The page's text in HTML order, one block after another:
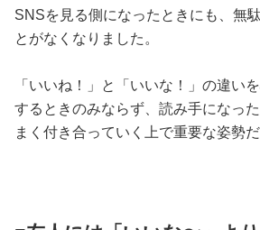
SNSを見る側になったときにも、無
とがなくなりました。
「いいね！」と「いいな！」の違い
するときのみならず、読み手になっ
まく付き合っていく上で重要な姿勢